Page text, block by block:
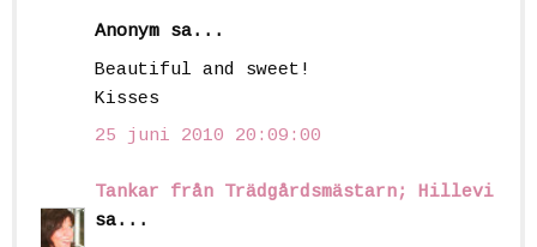
Anonym sa...
Beautiful and sweet!
Kisses
25 juni 2010 20:09:00
Tankar från Trädgårdsmästarn; Hillevi
sa...